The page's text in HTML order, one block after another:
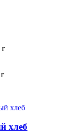
г
хлеб